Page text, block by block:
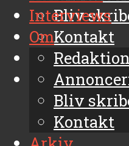
Bliv
Kontakt
Arkiv
Interviews
Om
Bliv
Kontakt